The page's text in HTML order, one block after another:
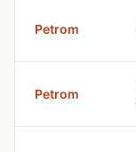
Petrom
Petrom